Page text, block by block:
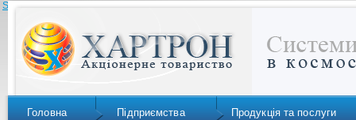
Skip to navigation
Головна Підприємства Продукція та послуги